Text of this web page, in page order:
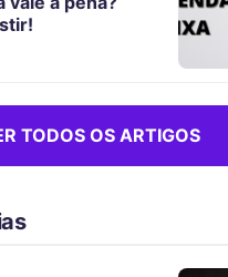
TODOS OS ARTIGOS